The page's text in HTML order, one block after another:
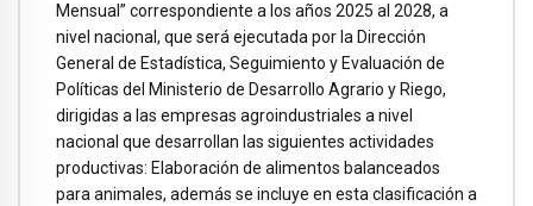
Mensual” correspondiente a los años 2025 al 2028, a
nivel nacional, que será ejecutada por la Dirección
General de Estadística, Seguimiento y Evaluación de
Políticas del Ministerio de Desarrollo Agrario y Riego,
dirigidas a las empresas agroindustriales a nivel
nacional que desarrollan las siguientes actividades
productivas: Elaboración de alimentos balanceados
para animales, además se incluye en esta clasificación a